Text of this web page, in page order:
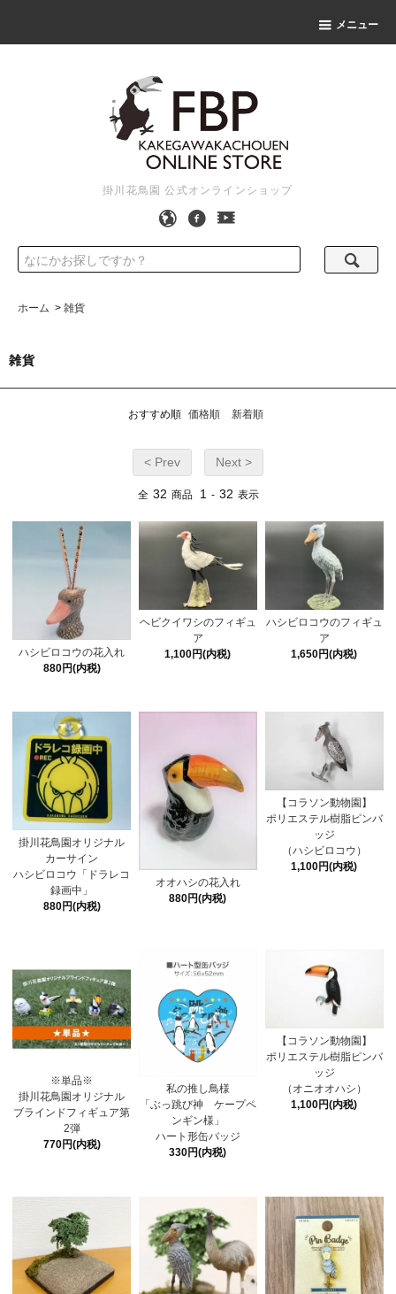
メニュー
掛川花鳥園 公式オンラインショップ
ホーム > 雑貨
雑貨
おすすめ順 価格順 新着順
< Prev Next >
全 32 商品 1 - 32 表示
ハシビロコウの花入れ
880円(内税)
ヘビクイワシのフィギュ
ア
1,100円(内税)
ハシビロコウのフィギュ
ア
1,650円(内税)
掛川花鳥園オリジナル
カーサイン
ハシビロコウ「ドラレコ
録画中」
880円(内税)
オオハシの花入れ
880円(内税)
【コラソン動物園】
ポリエステル樹脂ピンバ
ッジ
（ハシビロコウ）
1,100円(内税)
※単品※
掛川花鳥園オリジナル
ブラインドフィギュア第
2弾
770円(内税)
私の推し鳥様
「ぶっ跳び神 ケープペ
ンギン様」
ハート形缶バッジ
330円(内税)
【コラソン動物園】
ポリエステル樹脂ピンバ
ッジ
（オニオオハシ）
1,100円(内税)